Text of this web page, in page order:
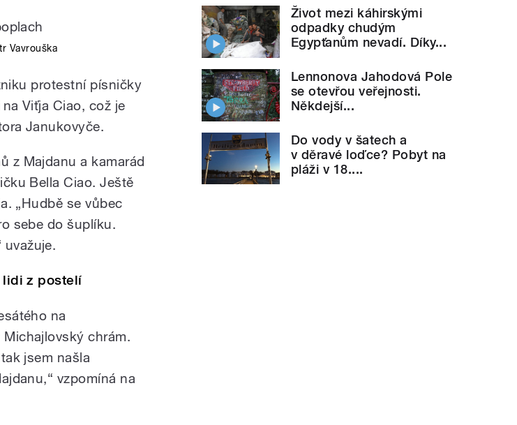
Vavrouška
protestní písničky
Viťja Ciao, což je
Janukovyče.
z Majdanu a kamarád
Bella Ciao. Ještě
„Hudbě se vůbec
sebe do šuplíku.
uvažuje.
lidi z postelí
na
chrám.
jsem našla
vzpomíná na
Život mezi káhirskými
odpadky chudým
Egypťanům nevadí. Díky...
Lennonova Jahodová Pole
se otevřou veřejnosti.
Někdejší...
Do vody v šatech a
v děravé loďce? Pobyt na
pláži v 18....